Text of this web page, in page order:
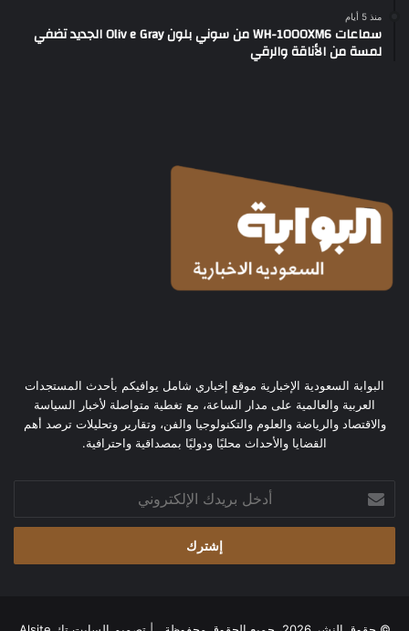
منذ 5 أيام
سماعات WH-1000XM6 من سوني بلون Oliv e Gray الجديد تضفي
لمسة من الأناقة والرقي
البوابة السعودية الإخبارية موقع إخباري شامل يوافيكم بأحدث المستجدات
العربية والعالمية على مدار الساعة، مع تغطية متواصلة لأخبار السياسة
والاقتصاد والرياضة والعلوم والتكنولوجيا والفن، وتقارير وتحليلات ترصد أهم
القضايا والأحداث محليًا ودوليًا بمصداقية واحترافية.
بريدك
الإلكتروني